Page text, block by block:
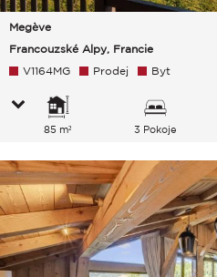
Megève
Francouzské Alpy, Francie
V1164MG Prodej Byt
85 m² 3 Pokoje